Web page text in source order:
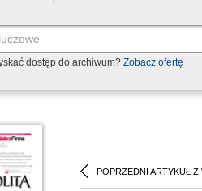
dostęp do archiwum? Zobacz ofertę
POPRZEDNI ARTYKUŁ Z